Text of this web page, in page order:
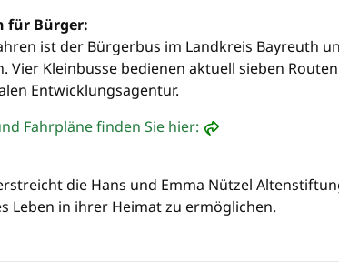
für Bürger:
ist der Bürgerbus im Landkreis Bayreuth
Vier Kleinbusse bedienen aktuell sieben
Entwicklungsagentur.
Fahrpläne finden Sie hier:
die Hans und Emma Nützel
Leben in ihrer Heimat zu ermöglichen.